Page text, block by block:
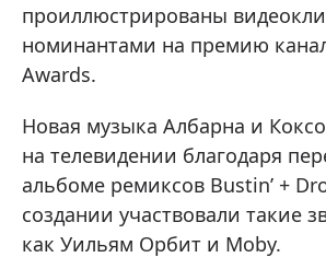
проиллюстрированы
номинантами на премию
Awards.
Новая музыка Албарна и
на телевидении благодаря
альбоме ремиксов Bustin’ +
создании участвовали такие
как Уильям Орбит и Moby.